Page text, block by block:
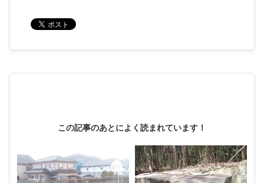
この記事のあとによく読まれています！